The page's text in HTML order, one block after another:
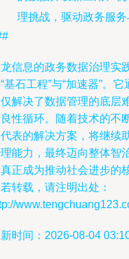
理挑战，驱动政务服务
信息的政务数据治理实
基石工程”与“加速器”。
解决了数据管理的底层
性循环。随着技术的不
表的解决方案，将继续
能力，最终迈向整体智
正成为推动社会进步的
转载，请注明出处：
时间：2026-08-04